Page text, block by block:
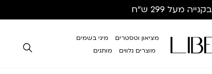
בקנייה מעל 299 ש”ח
מציאון וטסטרים
מיני בשמים
מוצרים נלווים
מותגים